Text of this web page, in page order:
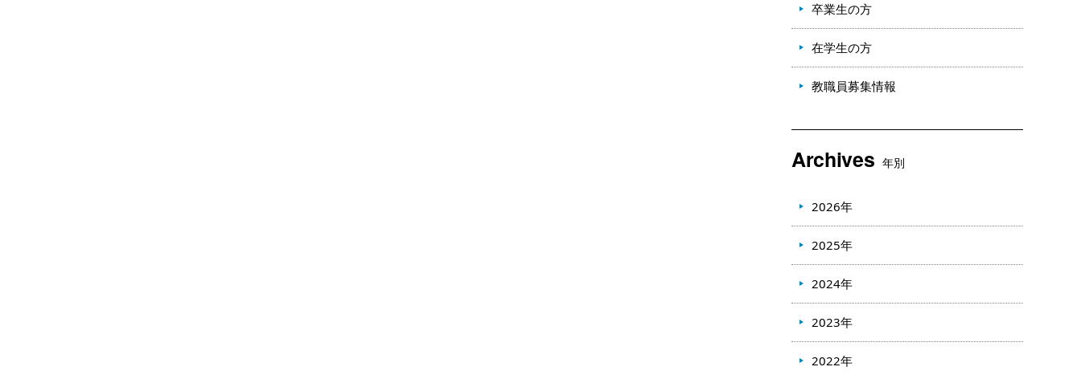
卒業生の方
在学生の方
教職員募集情報
Archives 年別
2026年
2025年
2024年
2023年
2022年